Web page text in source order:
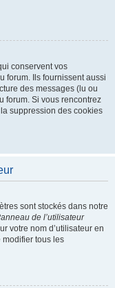
conservent vos
forum. Ils fournissent aussi
des messages (lu ou
forum. Si vous rencontrez
suppression des cookies
sont stockés dans notre
de l’utilisateur
votre nom d’utilisateur en
modifier tous les